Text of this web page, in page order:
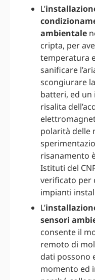
L’
ambientale
cripta, per
temperatura
sanificare
scongiurare
batteri, ed un
risalita
polarità delle
risanamento
Istituti del
verificato per
impianti
L’
sensori
consente il
remoto di
dati possono
momento ed